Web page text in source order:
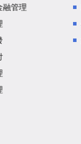
融管理